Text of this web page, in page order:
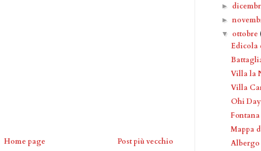
Post più vecchio
Home page
►
►
▼ ottobre
Edicola
Villa la
Villa
Ohi Day
Mappa
Albergo